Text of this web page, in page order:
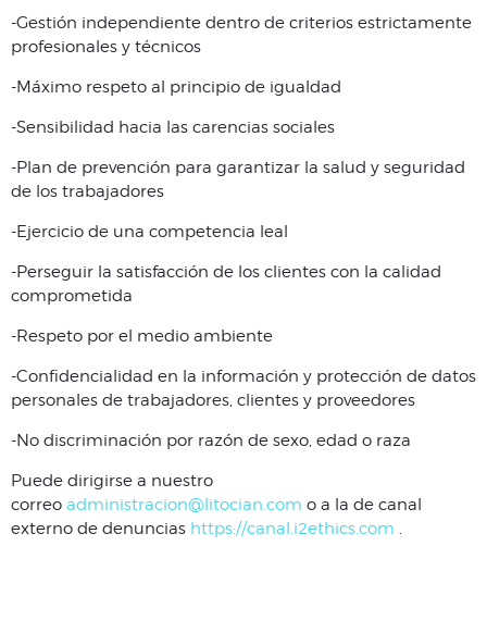
-Gestión independiente dentro de criterios estrictamente
profesionales y técnicos
-Máximo respeto al principio de igualdad
-Sensibilidad hacia las carencias sociales
-Plan de prevención para garantizar la salud y seguridad
de los trabajadores
-Ejercicio de una competencia leal
-Perseguir la satisfacción de los clientes con la calidad
comprometida
-Respeto por el medio ambiente
-Confidencialidad en la información y protección de datos
personales de trabajadores, clientes y proveedores
-No discriminación por razón de sexo, edad o raza
Puede dirigirse a nuestro
correo administracion@litocian.com o a la de canal
externo de denuncias https://canal.i2ethics.com .